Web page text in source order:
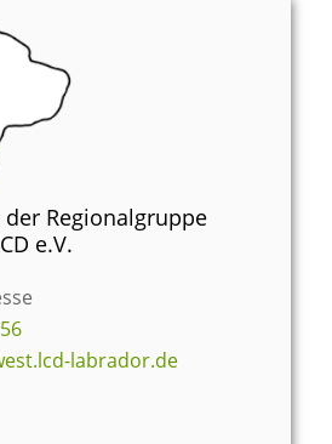
Regionalgruppe
e.V.
labrador.de